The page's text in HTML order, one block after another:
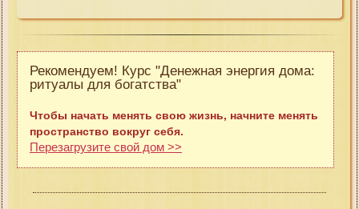
Рекомендуем! Курс "Денежная энергия дома:
ритуалы для богатства"
Чтобы начать менять свою жизнь, начните менять
пространство вокруг себя.
Перезагрузите свой дом >>